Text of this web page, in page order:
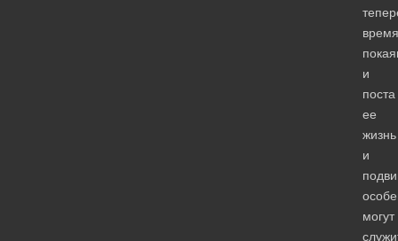
время
и
поста
ее
жизнь
и
могут